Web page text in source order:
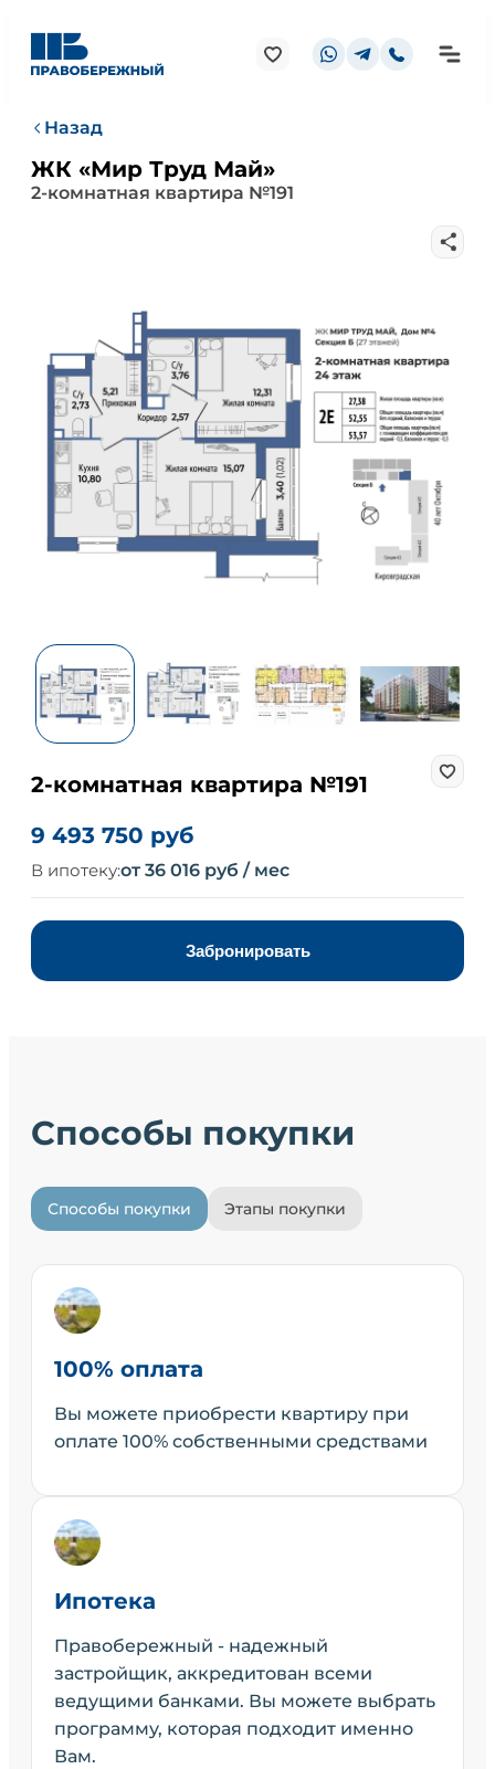
Назад
ЖК «Мир Труд Май»
2-комнатная квартира №191
2-комнатная квартира №191
9 493 750 руб
В ипотеку:от 36 016 руб / мес
Забронировать
Способы покупки
Способы покупки Этапы покупки
100% оплата
Вы можете приобрести квартиру при
оплате 100% собственными средствами
Ипотека
Правобережный - надежный
застройщик, аккредитован всеми
ведущими банками. Вы можете выбрать
программу, которая подходит именно
Вам.